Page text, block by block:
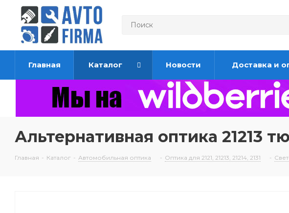
Главная Каталог Новости Доставка и
Альтернативная оптика 21213
Главная - Каталог - Автомобильная оптика - Оптика для 2121, 21213, 21214, 2131 -